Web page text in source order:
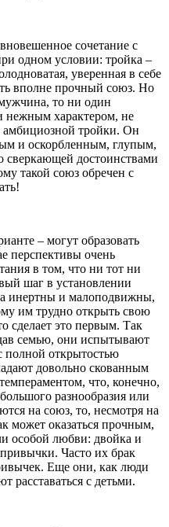
сочетание с
одном условии: тройка –
уверенная в себе
вполне прочный союз. Но
то ни один
нежным характером, не
амбициозной тройки. Он
и оскорбленным, глупым,
достоинствами
такой союз обречен с
– могут образовать
перспективы очень
в том, что ни тот ни
шаг в установлении
инертны и малоподвижны,
им трудно открыть свою
сделает это первым. Так
семью, они испытывают
полной открытостью
довольно скованным
что, конечно,
разнообразия или
на союз, то, несмотря на
может оказаться прочным,
особой любви: двойка и
Часто их брак
Еще они, как люди
расставаться с детьми.